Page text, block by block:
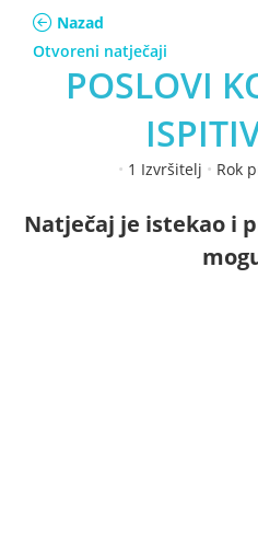
Nazad
Otvoreni natječaji
POSLOVI
• 1 Izvršitelj • Rok
Natječaj je istekao i